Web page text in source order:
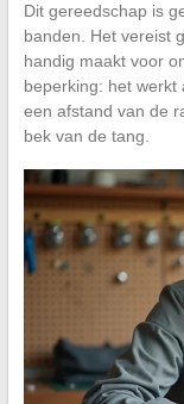
Dit gereedschap is
banden. Het vereist
handig maakt voor
beperking: het werkt
een afstand van de
bek van de tang.